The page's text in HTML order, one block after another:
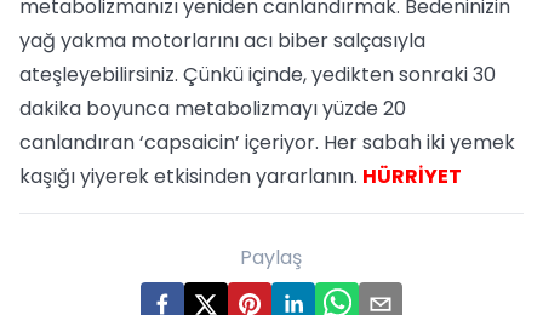
metabolizmanızı yeniden canlandırmak. Bedeninizin
yağ yakma motorlarını acı biber salçasıyla
ateşleyebilirsiniz. Çünkü içinde, yedikten sonraki 30
dakika boyunca metabolizmayı yüzde 20
canlandıran ‘capsaicin’ içeriyor. Her sabah iki yemek
kaşığı yiyerek etkisinden yararlanın. HÜRRİYET
Paylaş